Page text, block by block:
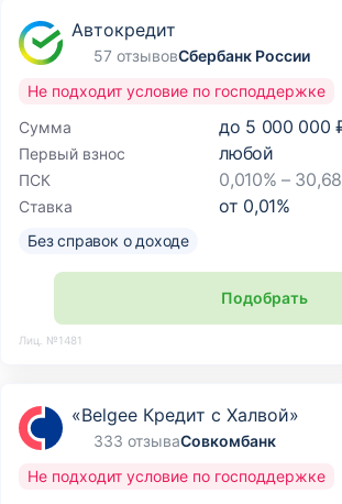
Автокредит
57 отзывовСбербанк России
Сумма до 5 000 000
Первый взнос любой
ПСК 0,010% –
Ставка от 0,01%
Не подходит условие по господдержке
Без справок о доходе
Подобрать
Лиц. №1481
«Belgee Кредит с Халвой»
333 отзываСовкомбанк
Не подходит условие по господдержке